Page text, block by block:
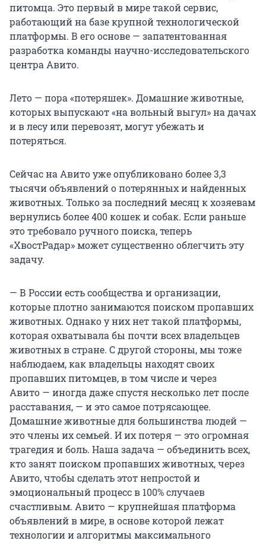
питомца. Это первый в мире такой сервис,
работающий на базе крупной технологической
платформы. В его основе — запатентованная
разработка команды научно-исследовательского
центра Авито.
Лето — пора «потеряшек». Домашние животные,
которых выпускают «на вольный выгул» на дачах
и в лесу или перевозят, могут убежать и
потеряться.
Сейчас на Авито уже опубликовано более 3,3
тысячи объявлений о потерянных и найденных
животных. Только за последний месяц к хозяевам
вернулись более 400 кошек и собак. Если раньше
это требовало ручного поиска, теперь
«ХвостРадар» может существенно облегчить эту
задачу.
— В России есть сообщества и организации,
которые плотно занимаются поиском пропавших
животных. Однако у них нет такой платформы,
которая охватывала бы почти всех владельцев
животных в стране. С другой стороны, мы тоже
наблюдаем, как владельцы находят своих
пропавших питомцев, в том числе и через
Авито — иногда даже спустя несколько лет после
расставания, — и это самое потрясающее.
Домашние животные для большинства людей —
это члены их семьей. И их потеря — это огромная
трагедия и боль. Наша задача — объединить всех,
кто занят поиском пропавших животных, через
Авито, чтобы сделать этот непростой и
эмоциональный процесс в 100% случаев
счастливым. Авито — крупнейшая платформа
объявлений в мире, в основе которой лежат
технологии и алгоритмы максимального